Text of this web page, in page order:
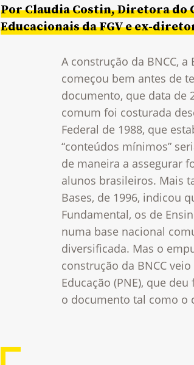
Por Claudia Costin, Diretora do
Educacionais da FGV e ex-
A construção da BNCC,
começou bem antes de
documento, que data de
comum foi costurada
Federal de 1988, que
“conteúdos mínimos”
de maneira a assegurar
alunos brasileiros. Mais
Bases, de 1996, indicou
Fundamental, os de
numa base nacional
diversificada. Mas o
construção da BNCC
Educação (PNE), que
o documento tal como o